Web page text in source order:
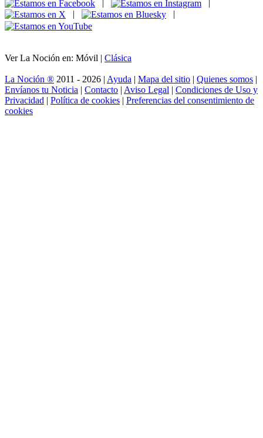
|
|
|
|
Ver La Noción en: Móvil | Clásica
La Noción ® 2011 - 2026 | Ayuda | Mapa del sitio | Quienes somos |
Envíanos tu Noticia | Contacto | Aviso Legal | Condiciones de Uso y
Privacidad | Política de cookies | Preferencias del consentimiento de
cookies